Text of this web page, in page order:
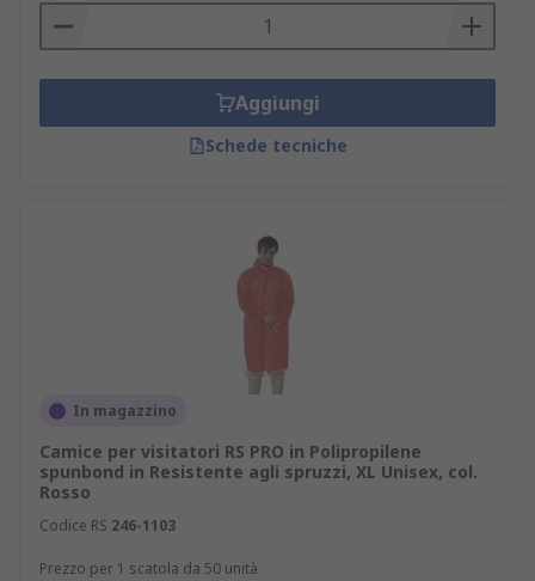
Aggiungi
Schede tecniche
In magazzino
Camice per visitatori RS PRO in Polipropilene
spunbond in Resistente agli spruzzi, XL Unisex, col.
Rosso
Codice RS 246-1103
Prezzo per 1 scatola da 50 unità